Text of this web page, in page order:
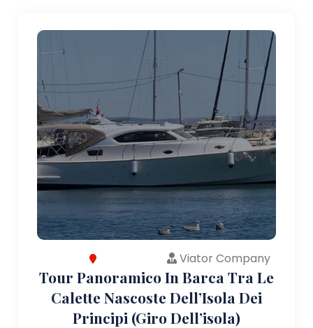
Viator Company
Tour Panoramico In Barca Tra Le
Calette Nascoste Dell’Isola Dei
Principi (giro Dell’isola)